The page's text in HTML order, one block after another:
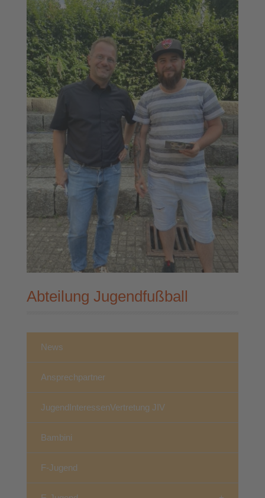
Abteilung Jugendfußball
News
Ansprechpartner
JugendInteressenVertretung JIV
Bambini
F-Jugend